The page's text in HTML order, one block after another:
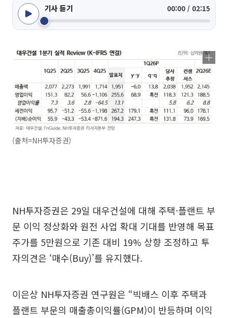
기사 듣기 00:00 / 02:15
(출처=NH투자증권)
NH투자증권은 29일 대우건설에 대해 주택·플랜트 부
문 이익 정상화와 원전 사업 확대 기대를 반영해 목표
주가를 5만원으로 기존 대비 19% 상향 조정하고 투
자의견은 ‘매수(Buy)’를 유지했다.
이은상 NH투자증권 연구원은 “빅배스 이후 주택과
플랜트 부문의 매출총이익률(GPM)이 반등하며 이익